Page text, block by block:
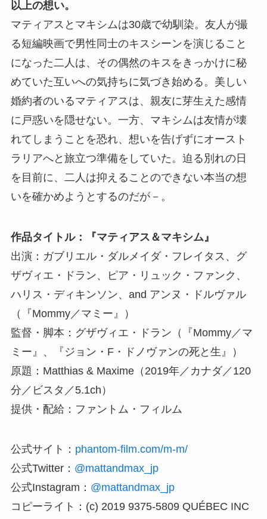
以上の想い。
マティアスとマキシムは30歳で幼馴染。友人が撮
る短編映画で男性同士のキスシーンを演じること
になった二人は、その偶然のキスをきっかけに秘
めていた互いへの気持ちに気づき始める。美しい
婚約者のいるマティアスは、親友に芽生えた感情
に戸惑いを隠せない。一方、マキシムは友情が壊
れてしまうことを恐れ、想いを告げずにオースト
ラリアへと旅立つ準備をしていた。迫る別れの日
を目前に、二人は抑えることのできない本当の想
いを確かめようとするのだが－。
作品タイトル：『マティアス＆マキシム』
出演：ガブリエル・ダルメイダ・フレイタス、グ
ザヴィエ・ドラン、ピア・リュック・ファンク、
ハリス・ディキンソン、and アンヌ・ドルヴァル
（『Mommy／マミー』）
監督・脚本：グザヴィエ・ドラン（『Mommy／マ
ミー』、『ジョン・F・ドノヴァンの死と生』）
原題：Matthias & Maxime（2019年／カナダ／120
分／ビスタ／5.1ch）
提供・配給：ファントム・フィルム
公式サイト： phantom-film.com/m-m/
公式Twitter： @mattandmax_jp
公式Instagram： @mattandmax_jp
コピーライト：(c) 2019 9375-5809 QUÉBEC INC